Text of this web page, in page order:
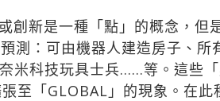
創新是一種「點」的概念，但
：可由機器人建造房子、所
米科技玩具士兵……等。這些
至「GLOBAL」的現象。在